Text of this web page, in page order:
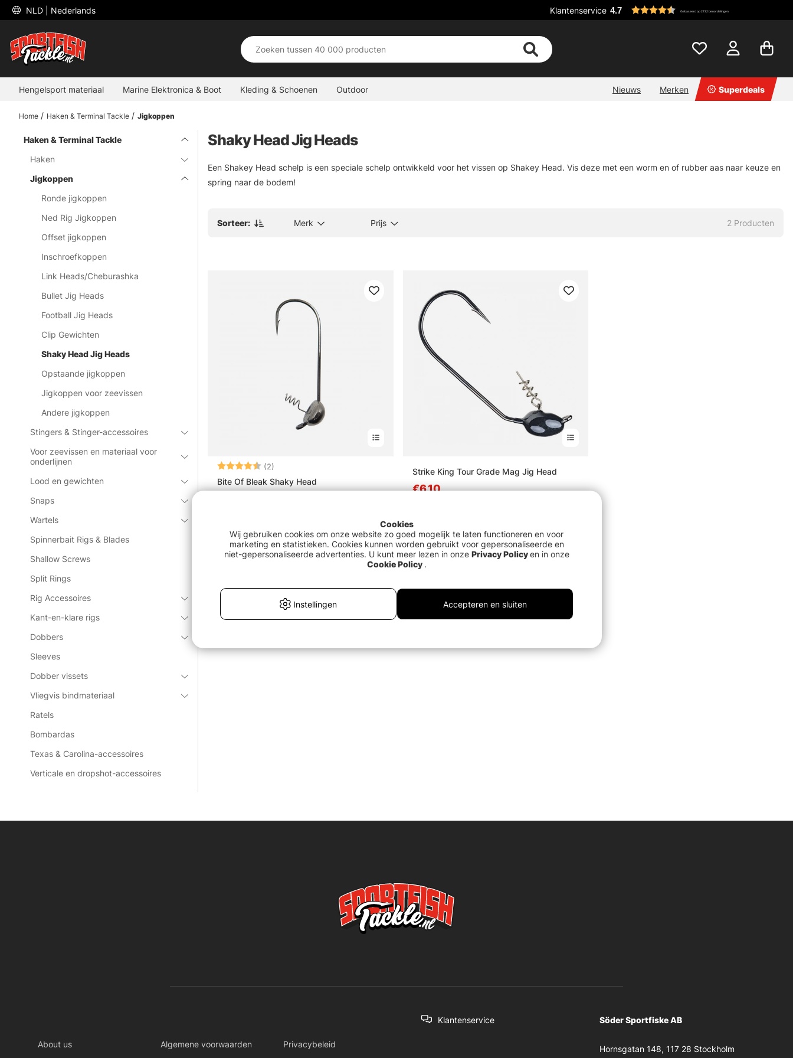
NLD | Nederlands Klantenservice 4.7 Gebaseerd op 2732 beoordelingen
Hengelsport materiaal Marine Elektronica & Boot Kleding & Schoenen Outdoor Nieuws Merken Superdeals
Home Haken & Terminal Tackle Jigkoppen
Haken & Terminal Tackle
Haken
Jigkoppen
Ronde jigkoppen
Ned Rig Jigkoppen
Offset jigkoppen
Inschroefkoppen
Link Heads/Cheburashka
Bullet Jig Heads
Football Jig Heads
Clip Gewichten
Shaky Head Jig Heads
Opstaande jigkoppen
Jigkoppen voor zeevissen
Andere jigkoppen
Stingers & Stinger-accessoires
Voor zeevissen en materiaal voor
onderlijnen
Lood en gewichten
Snaps
Wartels
Spinnerbait Rigs & Blades
Shallow Screws
Split Rings
Rig Accessoires
Kant-en-klare rigs
Dobbers
Sleeves
Dobber vissets
Vliegvis bindmateriaal
Ratels
Bombardas
Texas & Carolina-accessoires
Verticale en dropshot-accessoires
Shaky Head Jig Heads
Een Shakey Head schelp is een speciale schelp ontwikkeld voor het vissen op Shakey Head. Vis deze met een worm en of rubber aas naar keuze en
spring naar de bodem!
Sorteer: Merk Prijs 2 Producten
Beoordeling:(2)
Bite Of Bleak Shaky Head
Strike King Tour Grade Mag Jig Head
€6.10
About us Algemene voorwaarden Privacybeleid
Klantenservice Söder Sportfiske AB
Hornsgatan 148, 117 28 Stockholm
Cookies
Wij gebruiken cookies om onze website zo goed mogelijk te laten functioneren en voor
marketing en statistieken. Cookies kunnen worden gebruikt voor gepersonaliseerde en
niet-gepersonaliseerde advertenties. U kunt meer lezen in onze Privacy Policy en in onze
Cookie Policy .
Instellingen Accepteren en sluiten